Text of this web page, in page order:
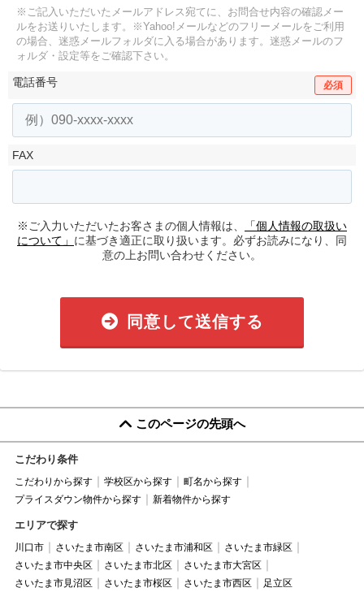
※ご記入いただいたメールアドレス宛てに、お問合せ内容の確認メー
ルをお送りいたします。
※Yahoo!メールなどのフリーメールをご利用
の場合、迷惑メールフォルダに入る場合があります。 迷惑メールのフ
ォルダ・設定等をご確認下さい。
電話番号 必須
FAX
※ご入力いただいたお客さまの個人情報は、
「個人情報の取扱い
について」 に基づき適正に取り扱います。必ずお読みになり、同
意の上お問い合わせください。
同意して送信する
このページの先頭へ
こだわり条件
こだわりから探す 学校区から探す
町名から探す
プライスダウン物件から探す
新着物件から探す
エリアで探す
川口市 さいたま市南区 さいたま市浦和区
さいたま市緑区
さいたま市中央区
さいたま市北区
さいたま市大宮区
さいたま市見沼区
さいたま市桜区 さいたま市西区 足立区